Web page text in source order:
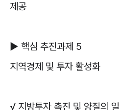
제공
▶ 핵심 추진과제 5
지역경제 및 투자 활성화
√ 지방투자 촉진 및 양질의